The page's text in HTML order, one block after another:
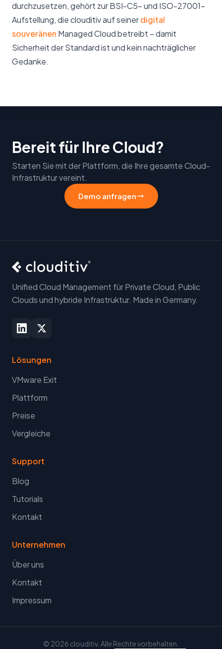
durchzusetzen, gehört zur BSI-C5- und ISO-27001-
Aufstellung, die clouditiv auf seinerdigital
souveränen Managed Cloud betreibt – damit
Sicherheit der Standard ist und kein nachträglicher
Gedanke.
Bereit für Ihre Cloud?
Starten Sie mit der Plattform, die Ihre gesamte Cloud-
Infrastruktur vereint.
Demo anfragen
Unified Cloud Management für Private Cloud, Public
Clouds und hybride Infrastruktur. Made in Germany.
Lösungen
VMware Exit
Plattform
Preise
Vergleiche
Support
Blog
Tutorials
Kontakt
Unternehmen
Über uns
Kontakt
Impressum
© 2026 clouditiv. Alle Rechte vorbehalten.